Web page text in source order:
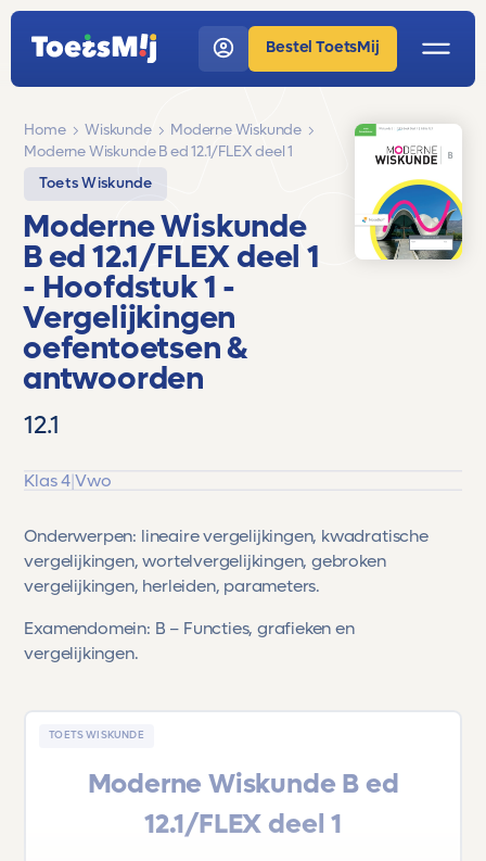
Bestel ToetsMij
Home Wiskunde
Moderne Wiskunde
Moderne Wiskunde B ed 12.1/FLEX deel 1
Toets Wiskunde
Moderne Wiskunde
B ed 12.1/FLEX deel 1
- Hoofdstuk 1 -
Vergelijkingen
oefentoetsen &
antwoorden
12.1
Klas 4|Vwo
Onderwerpen: lineaire vergelijkingen, kwadratische
vergelijkingen, wortelvergelijkingen, gebroken
vergelijkingen, herleiden, parameters.
Examendomein: B – Functies, grafieken en
vergelijkingen.
TOETS WISKUNDE
Moderne Wiskunde B ed
12.1/FLEX deel 1